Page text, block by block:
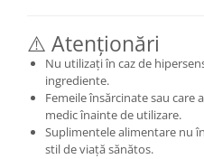
⚠️ Atenționări
Nu utilizați în caz de
ingrediente.
Femeile însărcinate sau care
medic înainte de utilizare.
Suplimentele alimentare nu
stil de viață sănătos.